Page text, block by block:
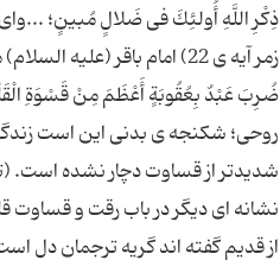
ذِكْرِ اللَّهِ أُولئِكَ فی ضَلالٍ مُبینٍ؛
زمر آیه ی 22) امام باقر
ضُرِبَ عَبْدٌ بِعُقُوبَةٍ أَعْظَمَ مِنْ قَسْوَةِ
روحی؛ شکنجه ی بدنی این است